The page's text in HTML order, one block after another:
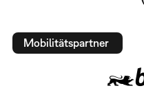
Mobilitätspartner